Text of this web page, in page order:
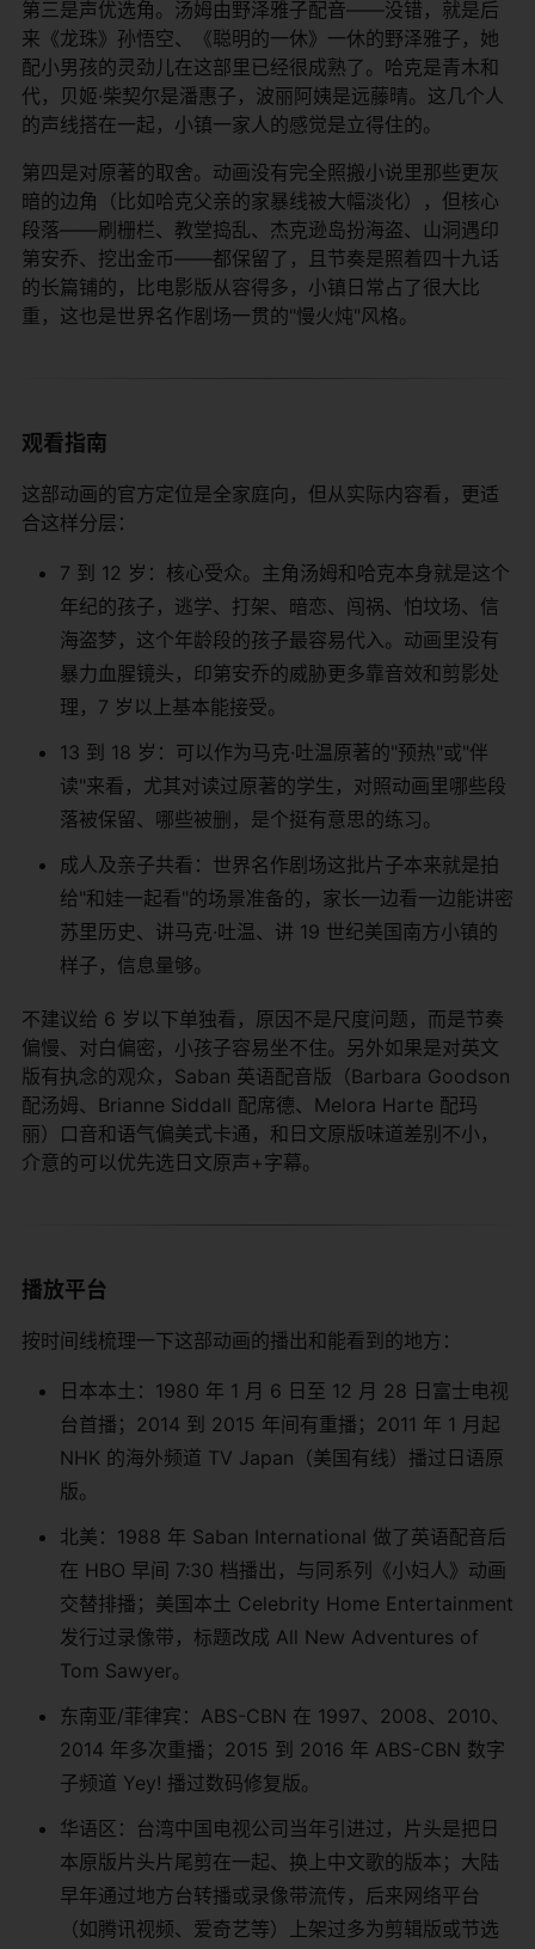
第三是声优选角。汤姆由野泽雅子配音——没错，就是后
来《龙珠》孙悟空、《聪明的一休》一休的野泽雅子，她
配小男孩的灵劲儿在这部里已经很成熟了。哈克是青木和
代，贝姬·柴契尔是潘惠子，波丽阿姨是远藤晴。这几个人
的声线搭在一起，小镇一家人的感觉是立得住的。
第四是对原著的取舍。动画没有完全照搬小说里那些更灰
暗的边角（比如哈克父亲的家暴线被大幅淡化），但核心
段落——刷栅栏、教堂捣乱、杰克逊岛扮海盗、山洞遇印
第安乔、挖出金币——都保留了，且节奏是照着四十九话
的长篇铺的，比电影版从容得多，小镇日常占了很大比
重，这也是世界名作剧场一贯的"慢火炖"风格。
观看指南
这部动画的官方定位是全家庭向，但从实际内容看，更适
合这样分层：
7 到 12 岁：核心受众。主角汤姆和哈克本身就是这个
年纪的孩子，逃学、打架、暗恋、闯祸、怕坟场、信
海盗梦，这个年龄段的孩子最容易代入。动画里没有
暴力血腥镜头，印第安乔的威胁更多靠音效和剪影处
理，7 岁以上基本能接受。
13 到 18 岁：可以作为马克·吐温原著的"预热"或"伴
读"来看，尤其对读过原著的学生，对照动画里哪些段
落被保留、哪些被删，是个挺有意思的练习。
成人及亲子共看：世界名作剧场这批片子本来就是拍
给"和娃一起看"的场景准备的，家长一边看一边能讲密
苏里历史、讲马克·吐温、讲 19 世纪美国南方小镇的
样子，信息量够。
不建议给 6 岁以下单独看，原因不是尺度问题，而是节奏
偏慢、对白偏密，小孩子容易坐不住。另外如果是对英文
版有执念的观众，Saban 英语配音版（Barbara Goodson
配汤姆、Brianne Siddall 配席德、Melora Harte 配玛
丽）口音和语气偏美式卡通，和日文原版味道差别不小，
介意的可以优先选日文原声+字幕。
播放平台
按时间线梳理一下这部动画的播出和能看到的地方：
日本本土：1980 年 1 月 6 日至 12 月 28 日富士电视
台首播；2014 到 2015 年间有重播；2011 年 1 月起
NHK 的海外频道 TV Japan（美国有线）播过日语原
版。
北美：1988 年 Saban International 做了英语配音后
在 HBO 早间 7:30 档播出，与同系列《小妇人》动画
交替排播；美国本土 Celebrity Home Entertainment
发行过录像带，标题改成 All New Adventures of
Tom Sawyer。
东南亚/菲律宾：ABS-CBN 在 1997、2008、2010、
2014 年多次重播；2015 到 2016 年 ABS-CBN 数字
子频道 Yey! 播过数码修复版。
华语区：台湾中国电视公司当年引进过，片头是把日
本原版片头片尾剪在一起、换上中文歌的版本；大陆
早年通过地方台转播或录像带流传，后来网络平台
（如腾讯视频、爱奇艺等）上架过多为剪辑版或节选